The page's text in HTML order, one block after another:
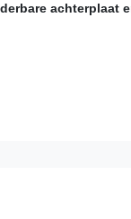
achterplaat